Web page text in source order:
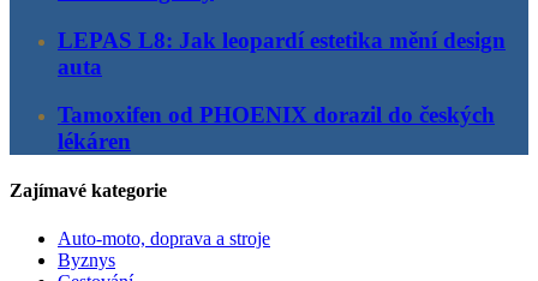
LEPAS L8: Jak leopardí estetika mění design
auta
Tamoxifen od PHOENIX dorazil do českých
lékáren
Zajímavé kategorie
Auto-moto, doprava a stroje
Byznys